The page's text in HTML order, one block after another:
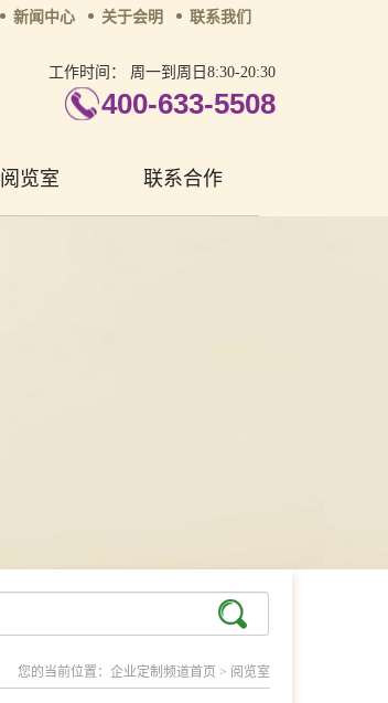
新闻中心 关于会明 联系我们
工作时间： 周一到周日8:30-20:30
400-633-5508
阅览室 联系合作
您的当前位置： 企业定制频道首页 > 阅览室